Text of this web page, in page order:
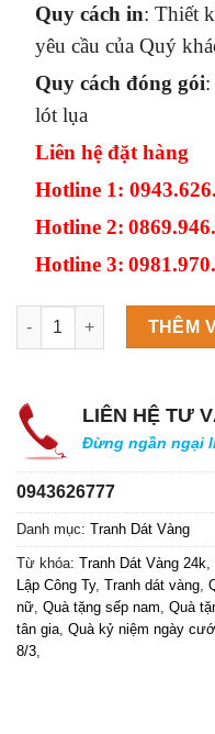
Quy cách in: Thiết
yêu cầu của Quý
Quy cách đóng gói
lót lụa
Liên hệ đặt hàng
Hotline 1:
Hotline 2:
Hotline 3:
Máy làm đá viên
THÊM
LIÊN HỆ TƯ
Đừng ngần ngại
0943626777
Danh mục: Tranh Dát Vàng
Từ khóa: Tranh Dát Vàng 24k,
Lập Công Ty, Tranh dát vàng,
nữ, Quà tặng sếp nam, Quà
tân gia, Quà kỷ niệm ngày
8/3,